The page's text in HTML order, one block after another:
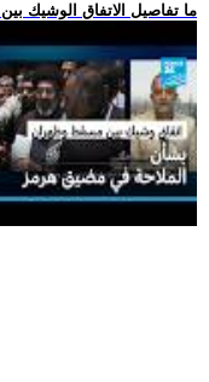
.. ما تفاصيل الاتفاق